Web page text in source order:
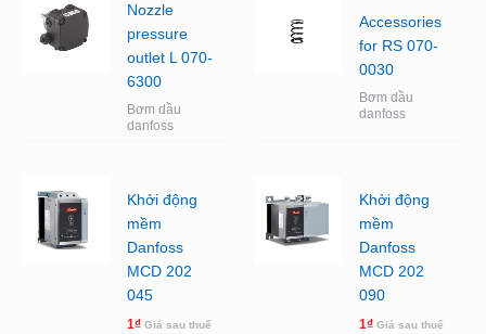
Nozzle
pressure
outlet L 070-
6300
Bơm dầu
danfoss
Accessories
for RS 070-
0030
Bơm dầu
danfoss
Khởi động
mềm
Danfoss
MCD 202
045
1₫ Giá sau thuế
Khởi động
mềm
Danfoss
MCD 202
090
1₫ Giá sau thuế